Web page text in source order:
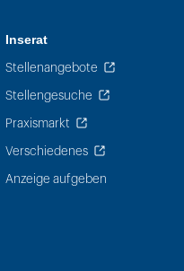
Inserat
Stellenangebote
Stellengesuche
Praxismarkt
Verschiedenes
Anzeige aufgeben